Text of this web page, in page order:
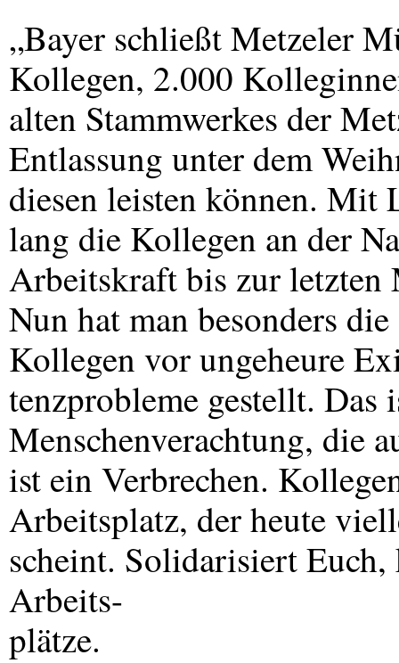
„Bayer schließt Metzeler
Kollegen, 2.000
alten Stammwerkes der
Entlassung unter dem
diesen leisten können. Mit
lang die Kollegen an der
Arbeitskraft bis zur
Nun hat man besonders
Kollegen vor ungeheure
tenzprobleme gestellt. Das
Menschenverachtung, die
ist ein Verbrechen.
Arbeitsplatz, der heute
scheint. Solidarisiert
Arbeits-
plätze.